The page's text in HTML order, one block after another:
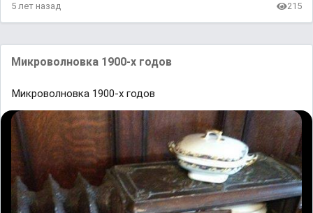
5 лет назад 215
Микроволновка 1900-х годов
Микроволновка 1900-х годов